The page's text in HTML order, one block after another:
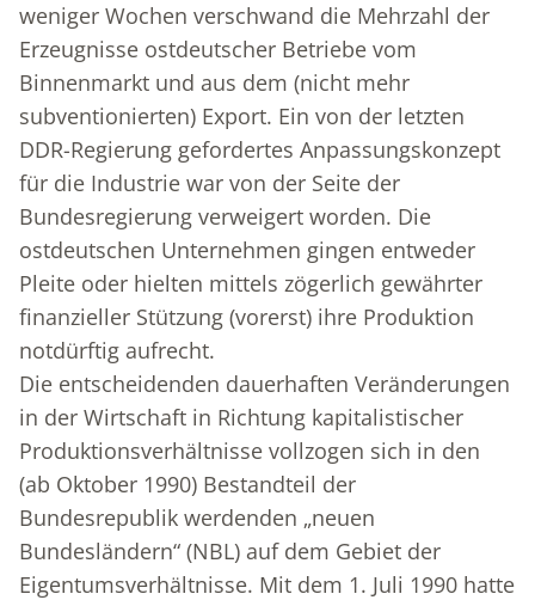
weniger Wochen verschwand die Mehrzahl der
Erzeugnisse ostdeutscher Betriebe vom
Binnenmarkt und aus dem (nicht mehr
subventionierten) Export. Ein von der letzten
DDR-Regierung gefordertes Anpassungskonzept
für die Industrie war von der Seite der
Bundesregierung verweigert worden. Die
ostdeutschen Unternehmen gingen entweder
Pleite oder hielten mittels zögerlich gewährter
finanzieller Stützung (vorerst) ihre Produktion
notdürftig aufrecht.
Die entscheidenden dauerhaften Veränderungen
in der Wirtschaft in Richtung kapitalistischer
Produktionsverhältnisse vollzogen sich in den
(ab Oktober 1990) Bestandteil der
Bundesrepublik werdenden „neuen
Bundesländern“ (NBL) auf dem Gebiet der
Eigentumsverhältnisse. Mit dem 1. Juli 1990 hatte